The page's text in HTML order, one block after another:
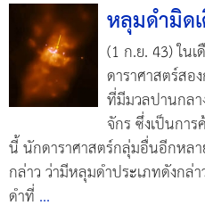
หลุมดำมิด
(1 ก.ย. 43) ใน
ดาราศาสตร์ส
ที่มีมวลปานกลา
จักร ซึ่งเป็นกา
นี้ นักดาราศาสตร์กลุ่มอื่นอีกหล
กล่าว ว่ามีหลุมดำประเภทดังกล่
ดำที่ ...